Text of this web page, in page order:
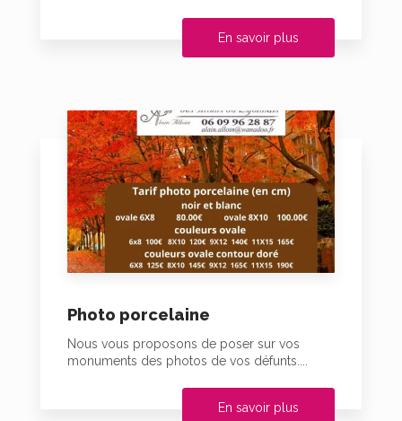
En savoir plus
Photo porcelaine
Nous vous proposons de poser sur vos
monuments des photos de vos défunts....
En savoir plus